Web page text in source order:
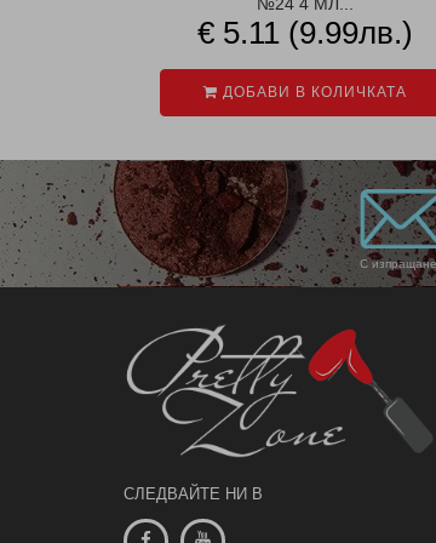
№24 4 МЛ...
€ 5.11 (9.99лв.)
ДОБАВИ В КОЛИЧКАТА
С
СЛЕДВАЙТЕ НИ В